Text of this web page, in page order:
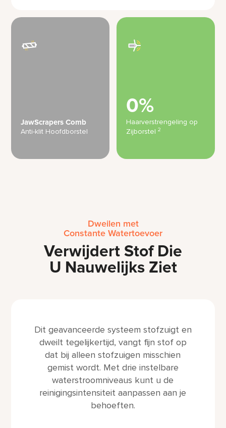
JawScrapers Comb
Anti-klit Hoofdborstel
0%
Haarverstrengeling op
Zijborstel 2
Dweilen met
Constante Watertoevoer
Verwijdert Stof Die
U Nauwelijks Ziet
Dit geavanceerde systeem stofzuigt en
dweilt tegelijkertijd, vangt fijn stof op
dat bij alleen stofzuigen misschien
gemist wordt. Met drie instelbare
waterstroomniveaus kunt u de
reinigingsintensiteit aanpassen aan je
behoeften.